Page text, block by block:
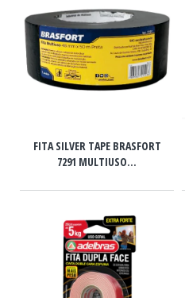
FITA SILVER TAPE BRASFORT
7291 MULTIUSO...